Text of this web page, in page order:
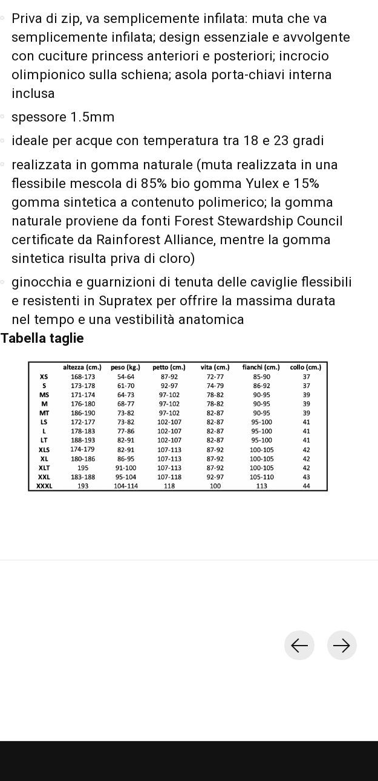
Priva di zip, va semplicemente infilata: muta che va
semplicemente infilata; design essenziale e avvolgente
con cuciture princess anteriori e posteriori; incrocio
olimpionico sulla schiena; asola porta-chiavi interna
inclusa
spessore 1.5mm
ideale per acque con temperatura tra 18 e 23 gradi
realizzata in gomma naturale (muta realizzata in una
flessibile mescola di 85% bio gomma Yulex e 15%
gomma sintetica a contenuto polimerico; la gomma
naturale proviene da fonti Forest Stewardship Council
certificate da Rainforest Alliance, mentre la gomma
sintetica risulta priva di cloro)
ginocchia e guarnizioni di tenuta delle caviglie flessibili
e resistenti in Supratex per offrire la massima durata
nel tempo e una vestibilità anatomica
Tabella taglie